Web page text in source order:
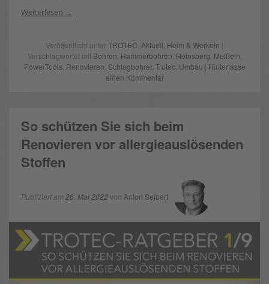
Weiterlesen
Veröffentlicht unterTROTEC Aktuell Heim & Werkeln |
Verschlagwortet mit Bohren Hammerbohren Heinsberg Meißeln
PowerTools Renovieren Schlagbohrer, Trotec, Umbau | Hinterlasse
einen Kommentar
So schützen Sie sich beim
Renovieren vor allergieauslösenden
Stoffen
Publiziert am 26. Mai 2022von Anton Seibert